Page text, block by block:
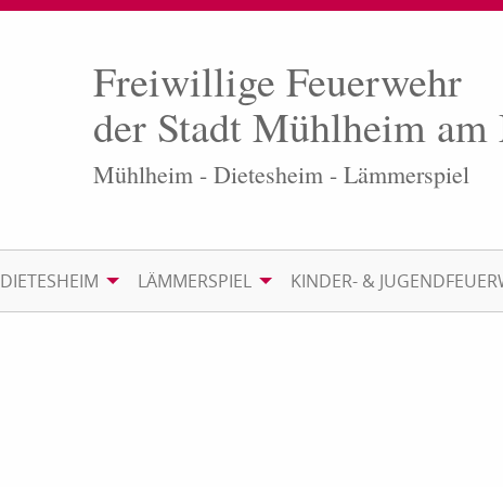
Freiwillige Feuerwehr
der Stadt Mühlheim
Mühlheim - Dietesheim - Lämmerspiel
DIETESHEIM LÄMMERSPIEL KINDER- &